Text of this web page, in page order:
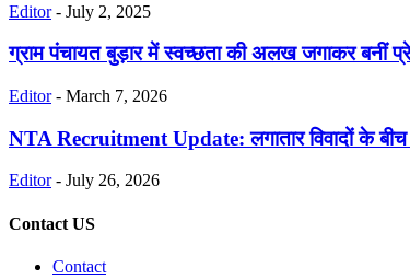
Editor - July 2, 2025
ग्राम पंचायत बुड़ार में स्वच्छता की अलख जगाकर बनीं
Editor - March 7, 2026
NTA Recruitment Update: लगातार विवादों के
Editor - July 26, 2026
Contact US
Contact